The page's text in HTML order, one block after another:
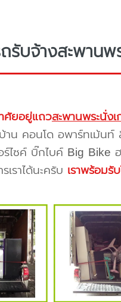
รับจ้างสะพานพ
ยอยู่แถวสะพานพระนั่งเ
น คอนโด อพาร์ทเม้นท์
ร์ไซค์ บิ๊กไบค์ Big Bike
เราได้นะครับ เราพร้อมรั